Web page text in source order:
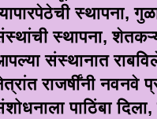
स्थापना,
स्थापना,
संस्थानात
राजर्षींनी
पाठिंबा